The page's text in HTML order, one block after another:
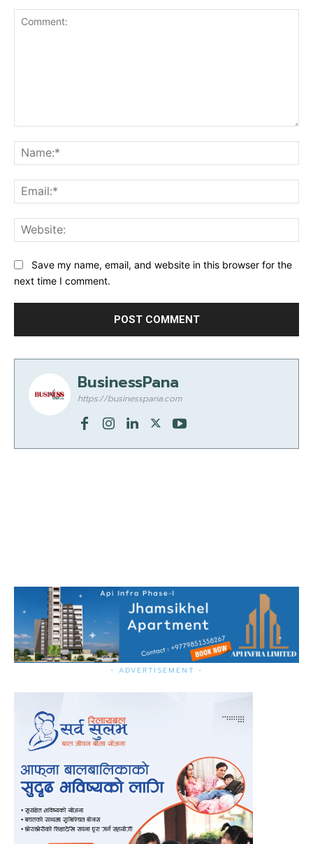
Save my name, email, and website in this browser for the
next time I comment.
BusinessPana
https://businesspana.com
- ADVERTISEMENT -